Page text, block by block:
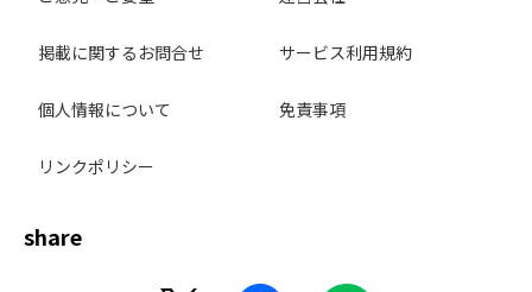
掲載に関するお問合せ サービス利用規約
個人情報について 免責事項
リンクポリシー
share